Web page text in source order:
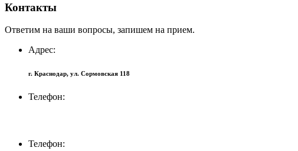
Контакты
Ответим на ваши вопросы, запишем на прием.
Адрес:
г. Краснодар, ул. Сормовская 118
Телефон:
Телефон: